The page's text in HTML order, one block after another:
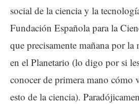
social de la ciencia y la
Fundación Española para la
que precisamente mañana por la
en el Planetario (lo digo por si
conocer de primera mano cómo
esto de la ciencia).